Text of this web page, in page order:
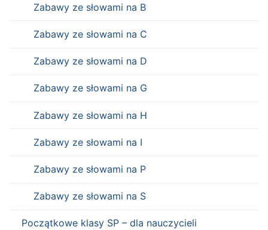
Zabawy ze słowami na B
Zabawy ze słowami na C
Zabawy ze słowami na D
Zabawy ze słowami na G
Zabawy ze słowami na H
Zabawy ze słowami na I
Zabawy ze słowami na P
Zabawy ze słowami na S
Początkowe klasy SP – dla nauczycieli